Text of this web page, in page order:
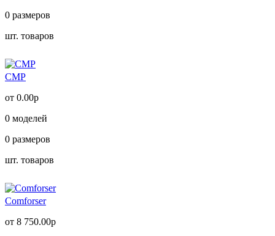
0 размеров
шт. товаров
CMP
от 0.00р
0 моделей
0 размеров
шт. товаров
Comforser
от 8 750.00р